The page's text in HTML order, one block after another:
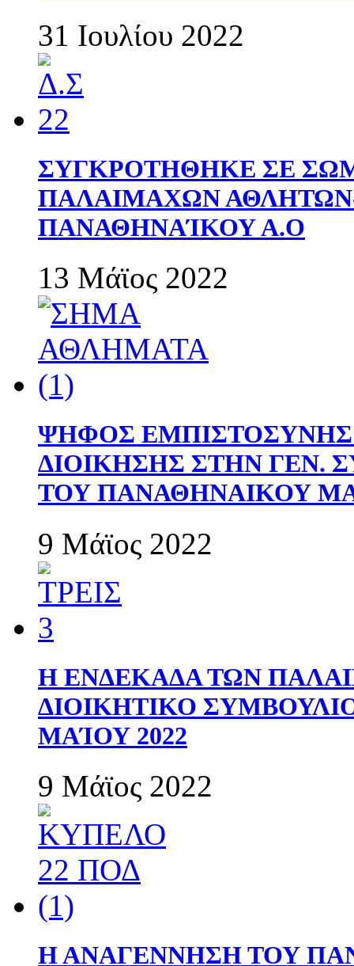
31 Ιουλίου 2022
ΣΥΓΚΡΟΤΗΘΗΚΕ ΣΕ
ΠΑΛΑΙΜΑΧΩΝ
ΠΑΝΑΘΗΝΑΊΚΟΥ Α.Ο
13 Μάϊος 2022
ΨΗΦΟΣ
ΔΙΟΙΚΗΣΗΣ ΣΤΗΝ ΓΕΝ.
ΤΟΥ ΠΑΝΑΘΗΝΑΙΚΟΥ
9 Μάϊος 2022
Η ΕΝΔΕΚΑΔΑ ΤΩΝ
ΔΙΟΙΚΗΤΙΚΟ
ΜΑΊΟΥ 2022
9 Μάϊος 2022
Η ΑΝΑΓΕΝΝΗΣΗ ΤΟΥ